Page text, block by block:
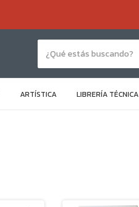
ARTÍSTICA LIBRERÍA TÉCNICA